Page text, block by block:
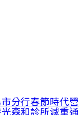
分行春節時代營
森和診所減重通